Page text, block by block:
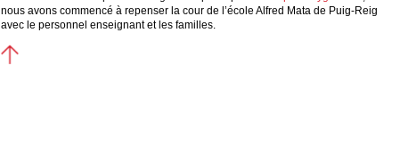
nous avons commencé à repenser la cour de l’école Alfred Mata de Puig-Reig
avec le personnel enseignant et les familles.